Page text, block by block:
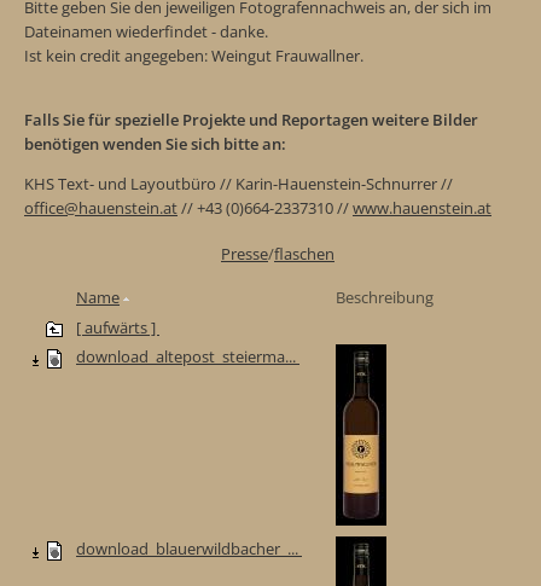
Bitte geben Sie den jeweiligen Fotografennachweis an, der sich im
Dateinamen wiederfindet - danke.
Ist kein credit angegeben: Weingut Frauwallner.
Falls Sie für spezielle Projekte und Reportagen weitere Bilder
benötigen wenden Sie sich bitte an:
KHS Text- und Layoutbüro // Karin-Hauenstein-Schnurrer //
office@hauenstein.at// +43 (0)664-2337310 //www.hauenstein.at
Presse/flaschen
Name
Beschreibung
[ aufwärts ]
download_altepost_steierma...
download_blauerwildbacher_...